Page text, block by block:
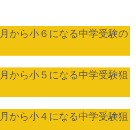
から小６になる中学受験の
から小５になる中学受験狙
から小４になる中学受験狙